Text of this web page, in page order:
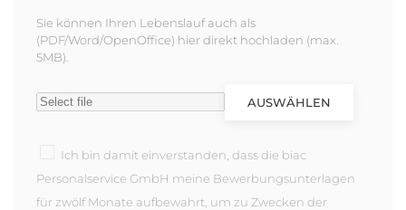
Sie können Ihren Lebenslauf auch als
(PDF/Word/OpenOffice) hier direkt hochladen (max.
5MB).
AUSWÄHLEN
Ich bin damit einverstanden, dass die biac
Personalservice GmbH meine Bewerbungsunterlagen
für zwölf Monate aufbewahrt, um zu Zwecken der